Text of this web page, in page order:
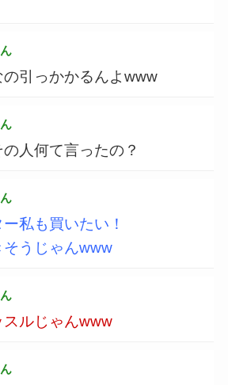
引っかかるんよwww
人何て言ったの？
私も買いたい！
うじゃんwww
スルじゃんwww